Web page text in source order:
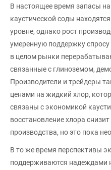
В настоящее время запасы
каустической соды
уровне, однако рост
умеренную поддержку
в целом рынки
связанные с глиноземом,
Производители и трейдеры
ценами на жидкий хлор,
связаны с экономикой
восстановление хлора
производства, но это пока
В то же время перспективы
поддерживаются надеждами